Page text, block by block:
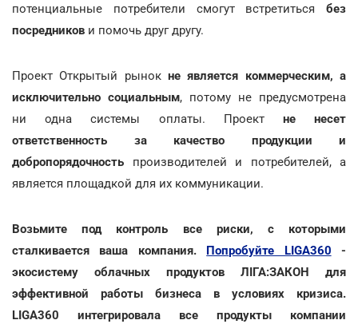
потенциальные потребители смогут встретиться без
посредников и помочь друг другу.
Проект Открытый рынок не является коммерческим, а
исключительно социальным, потому не предусмотрена
ни одна системы оплаты. Проект не несет
ответственность за качество продукции и
добропорядочность производителей и потребителей, а
является площадкой для их коммуникации.
Возьмите под контроль все риски, с которыми
сталкивается ваша компания. Попробуйте LIGA360 -
экосистему облачных продуктов ЛІГА:ЗАКОН для
эффективной работы бизнеса в условиях кризиса.
LIGA360 интегрировала все продукты компании